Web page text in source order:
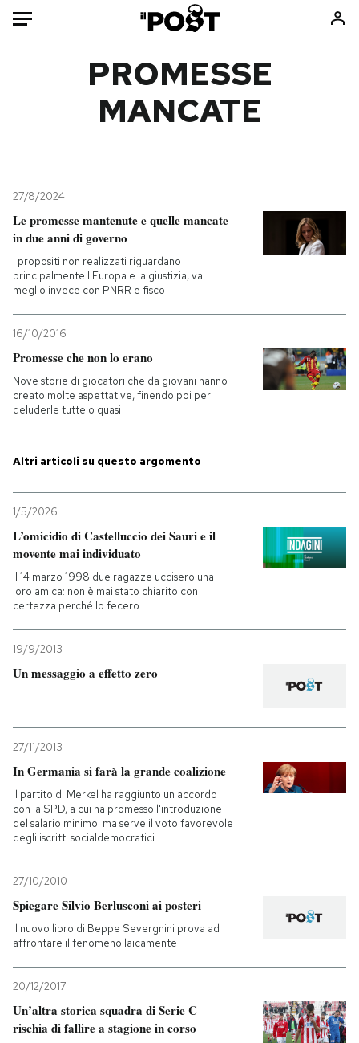
Mondo
Tecnologia
Internet
Cultura
Economia
Libri
Ok Boomer!
PODCAST
NEWSLETTER
I MIEI PREFERITI
SHOP
CALENDARIO
AREA PERSONALE
PROMESSE
MANCATE
27/8/2024
Le promesse mantenute e quelle mancate
in due anni di governo
I propositi non realizzati riguardano
principalmente l'Europa e la giustizia, va
meglio invece con PNRR e fisco
16/10/2016
Promesse che non lo erano
Nove storie di giocatori che da giovani hanno
creato molte aspettative, finendo poi per
deluderle tutte o quasi
Altri articoli su questo argomento
1/5/2026
L’omicidio di Castelluccio dei Sauri e il
movente mai individuato
Il 14 marzo 1998 due ragazze uccisero una
loro amica: non è mai stato chiarito con
certezza perché lo fecero
19/9/2013
Un messaggio a effetto zero
27/11/2013
In Germania si farà la grande coalizione
Il partito di Merkel ha raggiunto un accordo
con la SPD, a cui ha promesso l'introduzione
del salario minimo: ma serve il voto favorevole
degli iscritti socialdemocratici
27/10/2010
Spiegare Silvio Berlusconi ai posteri
Il nuovo libro di Beppe Severgnini prova ad
affrontare il fenomeno laicamente
20/12/2017
Un’altra storica squadra di Serie C
rischia di fallire a stagione in corso